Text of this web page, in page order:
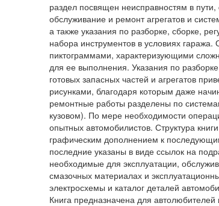
раздел посвящен неисправностям в
обслуживание и ремонт агрегатов и
а также указания по разборке, сборке,
набора инструментов в условиях
пиктограммами, характеризующими
для ее выполнения. Указания по
готовых запасных частей и агрегатов
рисунками, благодаря которым даже
ремонтные работы разделены по
кузовом). По мере необходимости
опытных автомобилистов. Структура
графическим дополнением к
последние указаны в виде ссылок на
необходимые для эксплуатации,
смазочных материалах и
электросхемы и каталог деталей
Книга предназначена для